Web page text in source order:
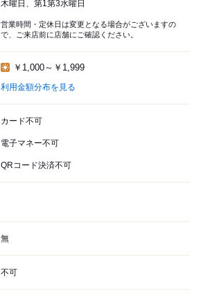
木曜日、第1第3水曜日
営業時間・定休日は変更となる場合がございますの
で、ご来店前に店舗にご確認ください。
￥1,000～￥1,999
利用金額分布を見る
カード不可
電子マネー不可
QRコード決済不可
無
不可